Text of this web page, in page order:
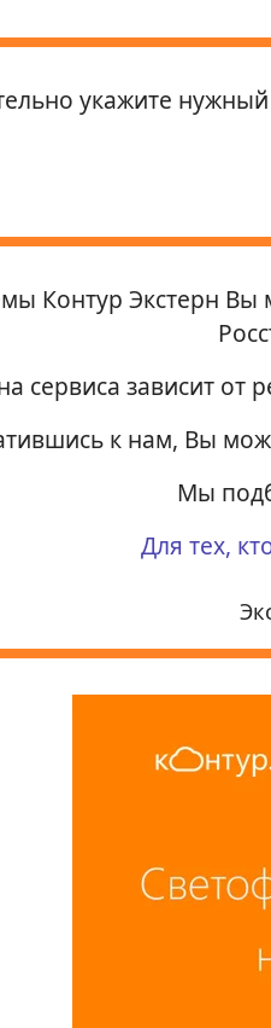
укажите
Контур Экстерн
сервиса зависит от
к нам, Вы
Мы
Для тех,